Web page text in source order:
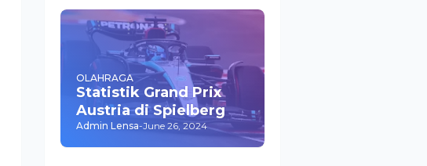
OLAHRAGA
Statistik Grand Prix
Austria di Spielberg
Admin Lensa-June 26, 2024